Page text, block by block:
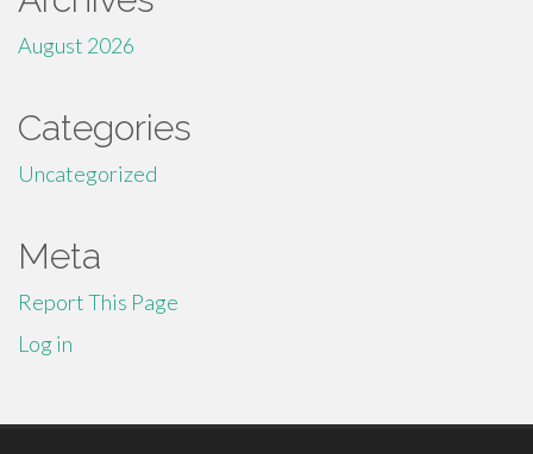
August 2026
Categories
Uncategorized
Meta
Report This Page
Log in